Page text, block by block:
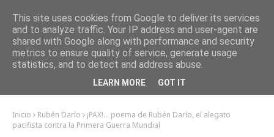
Inicio Rubén Darío
¡PAX!... poema de Rubén Darío, el alegato
pacifista contra la Primera Guerra Mundial
This site uses cookies from Google to deliver its services
and to analyze traffic. Your IP address and user-agent are
shared with Google along with performance and security
metrics to ensure quality of service, generate usage
statistics, and to detect and address abuse.
LEARN MORE GOT IT